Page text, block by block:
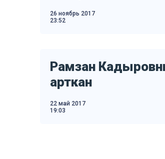
26 ноябрь 2017
23:52
Рамзан
арткан
22 май 2017
19:03